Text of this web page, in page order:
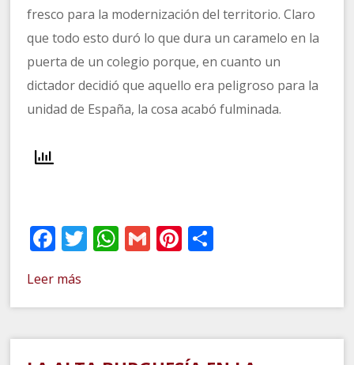
fresco para la modernización del territorio. Claro
que todo esto duró lo que dura un caramelo en la
puerta de un colegio porque, en cuanto un
dictador decidió que aquello era peligroso para la
unidad de España, la cosa acabó fulminada.
Facebook
Twitter
WhatsApp
GmailPinterest
Leer más